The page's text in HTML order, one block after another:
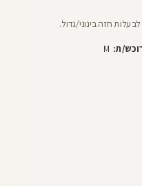
חזה בינוני/גדול.
ת: M